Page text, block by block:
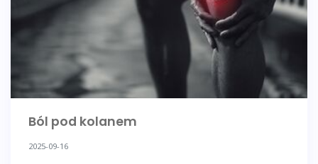
Ból pod kolanem
2025-09-16